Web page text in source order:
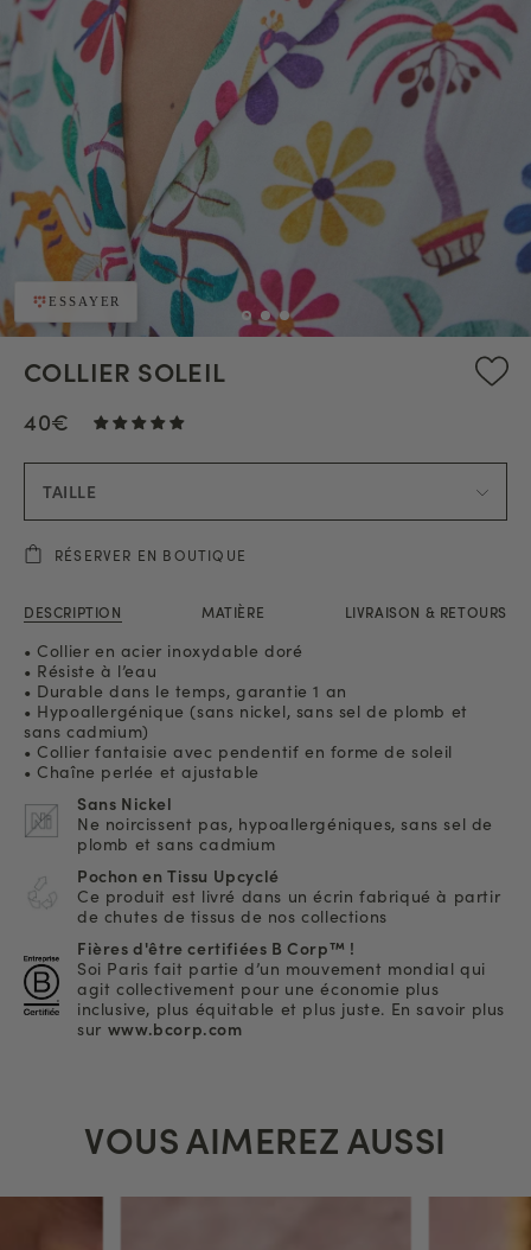
ESSAYER
COLLIER SOLEIL
40€
TAILLE
RÉSERVER EN BOUTIQUE
DESCRIPTION MATIÈRE LIVRAISON & RETOURS
• Collier en acier inoxydable doré
• Résiste à l’eau
• Durable dans le temps, garantie 1 an
• Hypoallergénique (sans nickel, sans sel de plomb et
sans cadmium)
• Collier fantaisie avec pendentif en forme de soleil
• Chaîne perlée et ajustable
Sans Nickel
Ne noircissent pas, hypoallergéniques, sans sel de
plomb et sans cadmium
Pochon en Tissu Upcyclé
Ce produit est livré dans un écrin fabriqué à partir
de chutes de tissus de nos collections
Fières d'être certifiées B Corp™ !
Soi Paris fait partie d’un mouvement mondial qui
agit collectivement pour une économie plus
inclusive, plus équitable et plus juste. En savoir plus
sur www.bcorp.com
VOUS AIMEREZ AUSSI